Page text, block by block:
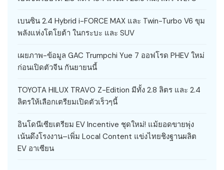
เบนซิน 2.4 Hybrid i-FORCE MAX และ Twin-Turbo V6 ขุม
พลังแห่งโตโยต้า ในกระบะ และ SUV
เผยภาพ-ข้อมูล GAC Trumpchi Yue 7 ออฟโรด PHEV ใหม่
ก่อนเปิดตัวจีน กันยายนนี้
TOYOTA HILUX TRAVO Z-Edition มีทั้ง 2.8 ลิตร และ 2.4
ลิตรให้เลือกเตรียมเปิดตัวเร็วๆนี้
อินโดนีเซียเตรียม EV Incentive ชุดใหม่! แม้ยอดขายพุ่ง
เน้นดึงโรงงาน–เพิ่ม Local Content แข่งไทยชิงฐานผลิต
EV อาเซียน